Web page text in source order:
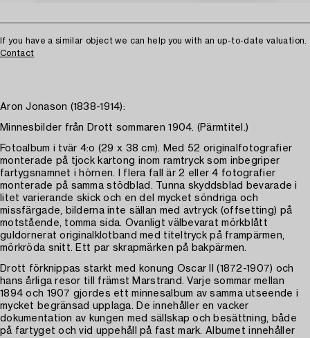
If you have a similar object we can help you with an up-to-date valuation.
Contact
Aron Jonason (1838-1914):
Minnesbilder från Drott sommaren 1904. (Pärmtitel.)
Fotoalbum i tvär 4:o (29 x 38 cm). Med 52 originalfotografier
monterade på tjock kartong inom ramtryck som inbegriper
fartygsnamnet i hörnen. I flera fall är 2 eller 4 fotografier
monterade på samma stödblad. Tunna skyddsblad bevarade i
litet varierande skick och en del mycket söndriga och
missfärgade, bilderna inte sällan med avtryck (offsetting) på
motstående, tomma sida. Ovanligt välbevarat mörkblått
guldornerat originalklotband med titeltryck på frampärmen,
mörkröda snitt. Ett par skrapmärken på bakpärmen.
Drott förknippas starkt med konung Oscar II (1872-1907) och
hans årliga resor till främst Marstrand. Varje sommar mellan
1894 och 1907 gjordes ett minnesalbum av samma utseende i
mycket begränsad upplaga. De innehåller en vacker
dokumentation av kungen med sällskap och besättning, både
på fartyget och vid uppehåll på fast mark. Albumet innehåller